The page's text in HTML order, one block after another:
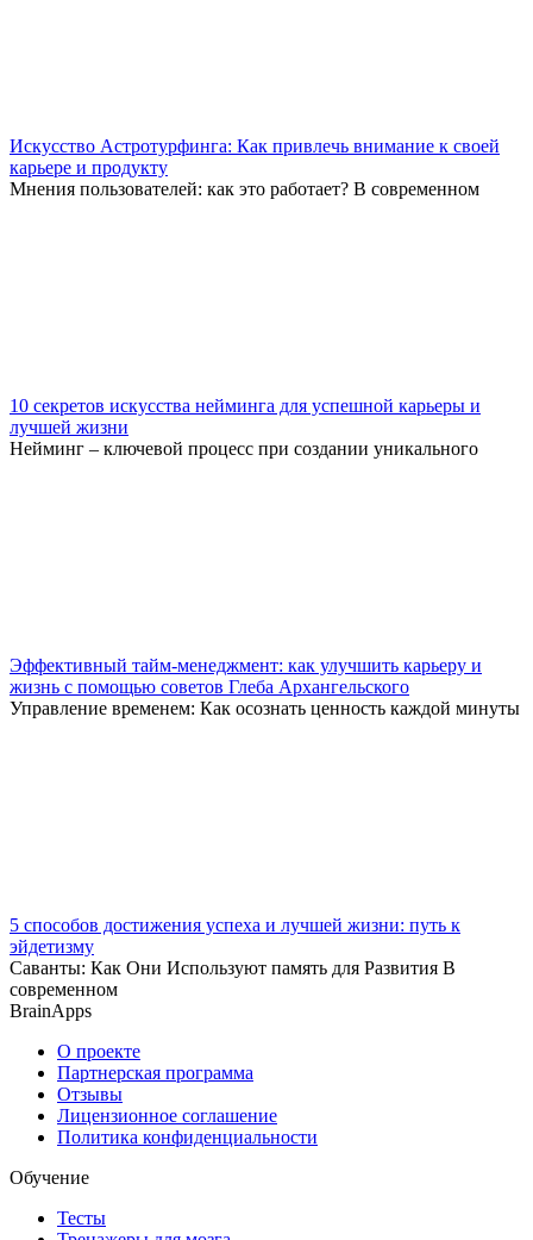
Искусство Астротурфинга: Как привлечь внимание к своей
карьере и продукту
Мнения пользователей: как это работает? В современном
10 секретов искусства нейминга для успешной карьеры и
лучшей жизни
Нейминг – ключевой процесс при создании уникального
Эффективный тайм-менеджмент: как улучшить карьеру и
жизнь с помощью советов Глеба Архангельского
Управление временем: Как осознать ценность каждой минуты
5 способов достижения успеха и лучшей жизни: путь к
эйдетизму
Саванты: Как Они Используют память для Развития В
современном
BrainApps
О проекте
Партнерская программа
Отзывы
Лицензионное соглашение
Политика конфиденциальности
Обучение
Тесты